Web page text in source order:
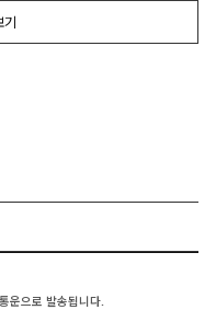
기
운으로 발송됩니다.